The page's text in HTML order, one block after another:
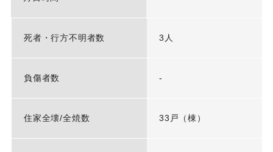
死者・行方不明者数 3人
負傷者数 -
住家全壊/全焼数 33戸（棟）